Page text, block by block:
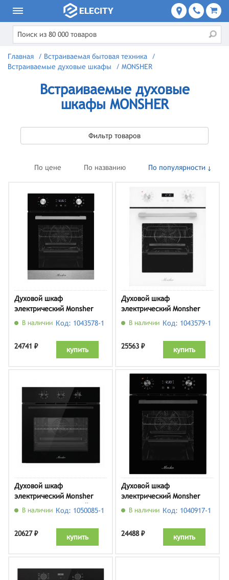
Главная / Встраиваемая бытовая техника
/
Встраиваемые духовые шкафы
/ MONSHER
Встраиваемые духовые
шкафы MONSHER
Фильтр товаров
По цене По названию По популярности
Духовой шкаф
электрический Monsher
MOE 4592 Acier
В наличии Код: 1043578-1
24741 ₽ купить
Духовой шкаф
электрический Monsher
MOE 4592 Blanc
В наличии Код: 1043579-1
25563 ₽ купить
Духовой шкаф
электрический Monsher
MOE 6163 Noir, черный
В наличии Код: 1050085-1
20627 ₽ купить
Духовой шкаф
электрический Monsher
MOE 4592 Noir
В наличии Код: 1040917-1
24488 ₽ купить